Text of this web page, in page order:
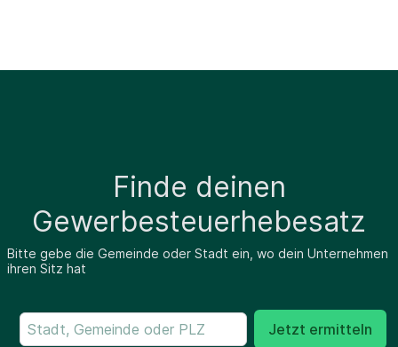
Finde deinen
Gewerbesteuerhebesatz
Bitte gebe die Gemeinde oder Stadt ein, wo dein Unternehmen
ihren Sitz hat
Jetzt ermitteln